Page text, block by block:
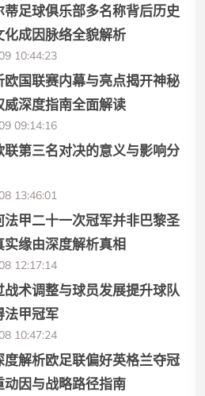
蒂足球俱乐部多名称背后历史
化成因脉络全貌解析
10:44:23
欧国联赛内幕与亮点揭开神秘
威深度指南全面解读
09:14:16
联第三名对决的意义与影响分
13:46:01
法甲二十一次冠军并非巴黎圣
实缘由深度解析真相
12:17:14
战术调整与球员发展提升球队
法甲冠军
10:47:24
度解析欧足联偏好英格兰夺冠
动因与战略路径指南